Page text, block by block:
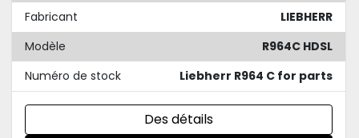
Fabricant
LIEBHERR
Modèle
R964C HDSL
Numéro de stock
Liebherr R964 C for parts
Des détails